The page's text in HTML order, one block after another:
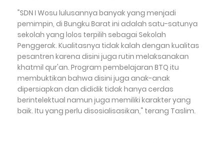
"SDN I Wosu lulusannya banyak yang menjadi
pemimpin, di Bungku Barat ini adalah satu-satunya
sekolah yang lolos terpilih sebagai Sekolah
Penggerak. Kualitasnya tidak kalah dengan kualitas
pesantren karena disini juga rutin melaksanakan
khatmil qur'an. Program pembelajaran BTQ itu
membuktikan bahwa disini juga anak-anak
dipersiapkan dan dididik tidak hanya cerdas
berintelektual namun juga memiliki karakter yang
baik. Itu yang perlu disosialisasikan," terang Taslim.